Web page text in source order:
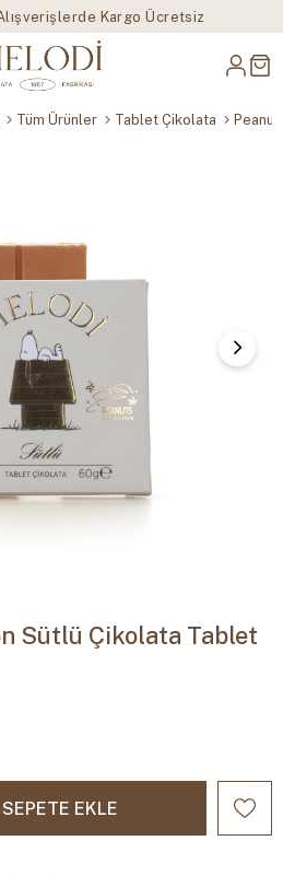
Kargo Ücretsiz
Tüm Ürünler Tablet Çikolata
Sütlü Çikolata Tablet